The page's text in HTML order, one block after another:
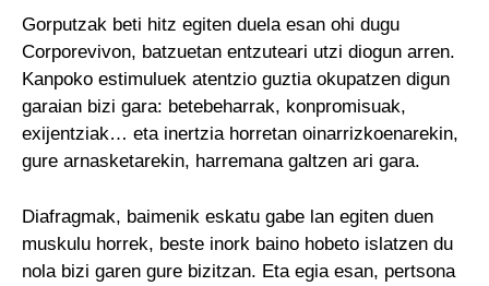
Gorputzak beti hitz egiten duela esan ohi dugu
Corporevivon, batzuetan entzuteari utzi diogun arren.
Kanpoko estimuluek atentzio guztia okupatzen digun
garaian bizi gara: betebeharrak, konpromisuak,
exijentziak… eta inertzia horretan oinarrizkoenarekin,
gure arnasketarekin, harremana galtzen ari gara.
Diafragmak, baimenik eskatu gabe lan egiten duen
muskulu horrek, beste inork baino hobeto islatzen du
nola bizi garen gure bizitzan. Eta egia esan, pertsona